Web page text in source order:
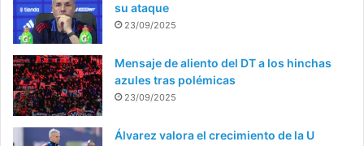
su ataque
23/09/2025
Mensaje de aliento del DT a los hinchas
azules tras polémicas
23/09/2025
Álvarez valora el crecimiento de la U